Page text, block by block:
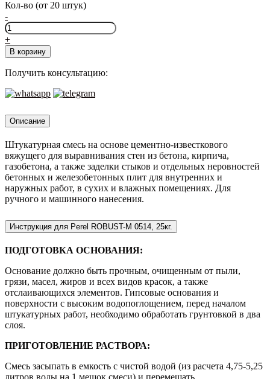
Кол-во (от 20 штук)
-
Количество
товара
Perel
ROBUST-
M
0514,
25кг.
+
В корзину
Получить консультацию:
Описание
Штукатурная смесь на основе цементно-известкового
вяжущего для выравнивания стен из бетона, кирпича,
газобетона, а также заделки стыков и отдельных неровностей
бетонных и железобетонных плит для внутренних и
наружных работ, в сухих и влажных помещениях. Для
ручного и машинного нанесения.
Инструкция для Perel ROBUST-M 0514, 25кг.
ПОДГОТОВКА ОСНОВАНИЯ:
Основание должно быть прочным, очищенным от пыли,
грязи, масел, жиров и всех видов красок, а также
отслаивающихся элементов. Гипсовые основания и
поверхности с высоким водопоглощением, перед началом
штукатурных работ, необходимо обработать грунтовкой в два
слоя.
ПРИГОТОВЛЕНИЕ РАСТВОРА:
Смесь засыпать в емкость с чистой водой (из расчета 4,75-5,25
литров воды на 1 мешок смеси) и перемешать